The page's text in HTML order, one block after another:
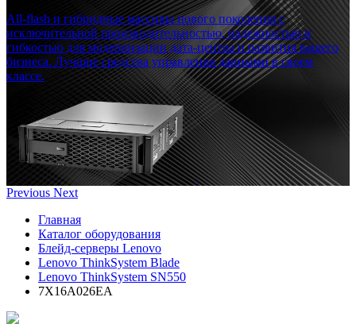
All-flash и гибридные массивы нового поколения с
исключительной производительностью, надежностью и
гибкостью для модернизации дата-центра и развития вашего
бизнеса. Лучшие средства управления данными в своем
классе.
Previous Next
Главная
Каталог оборудования
Блейд-серверы Lenovo
Lenovo ThinkSystem Blade
Lenovo ThinkSystem SN550
7X16A026EA